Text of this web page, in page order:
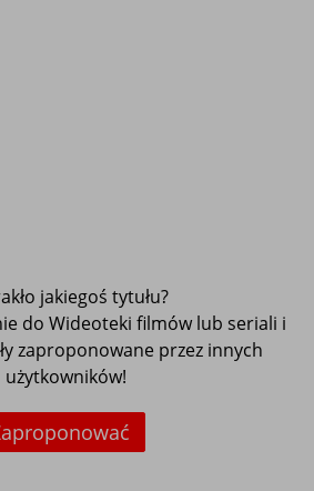
jakiegoś tytułu?
do Wideoteki filmów lub seriali i
zaproponowane przez innych
użytkowników!